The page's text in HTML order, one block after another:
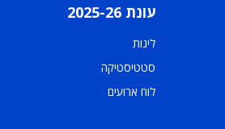
עונת 2025-26
ליגות
סטטיסטיקה
לוח ארועים